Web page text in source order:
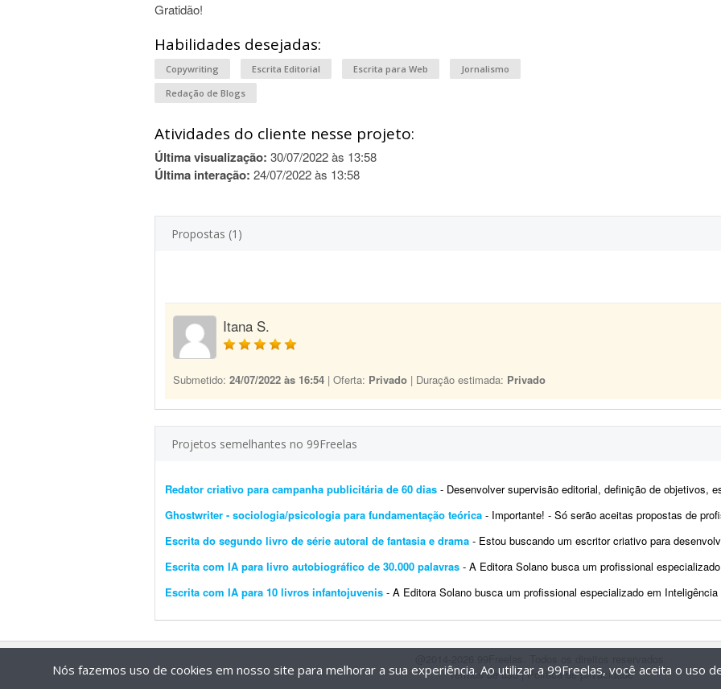
Gratidão!
Habilidades desejadas:
Copywriting Escrita Editorial Escrita para Web
Jornalismo
Redação de Blogs
Atividades do cliente nesse projeto:
Última visualização: 30/07/2022 às 13:58
Última interação: 24/07/2022 às 13:58
Propostas (1)
Itana S.
Submetido: 24/07/2022 às 16:54 | Oferta: Privado | Duração estimada: Privado
Projetos semelhantes no 99Freelas
Redator criativo para campanha publicitária de 60 dias - Desenvolver supervisão editorial, definição de objetivos, escrita de títulos e blocos de texto
Ghostwriter - sociologia/psicologia para fundamentação teórica - Importante! - Só serão aceitas propostas de profissionais formados e com
Escrita do segundo livro de série autoral de fantasia e drama - Estou buscando um escritor criativo para desenvolver o segundo livro de uma obra autoral já
Escrita com IA para livro autobiográfico de 30.000 palavras - A Editora Solano busca um profissional especializado em inteligência artificial e escrita criativa para
Escrita com IA para 10 livros infantojuvenis - A Editora Solano busca um profissional especializado em Inteligência Artificial e escrita criativa para desenvolver 10
Termos de uso|Política de privacidade
Nós fazemos uso de cookies em nosso site para melhorar a sua experiência. Ao utilizar a 99Freelas, você aceita o uso